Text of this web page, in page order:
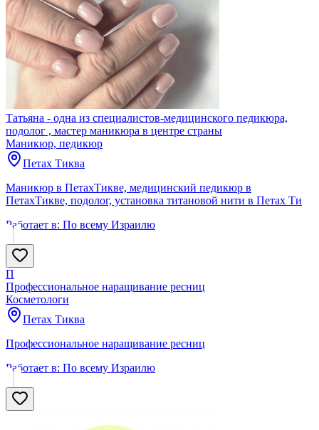
Татьяна - одна из специалистов-медицинского педикюра,
подолог , мастер маникюра в центре страны
Маникюр, педикюр
Петах Тиква
Маникюр в ПетахТикве, медицинский педикюр в
ПетахТикве, подолог, установка титановой нити в Петах Ти
Работает в: По всему Израилю
П
Профессиональное наращивание ресниц
Косметологи
Петах Тиква
Профессиональное наращивание ресниц
Работает в: По всему Израилю